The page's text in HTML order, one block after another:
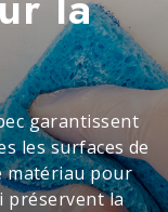
garantissent
les surfaces de
matériau pour
préservent la